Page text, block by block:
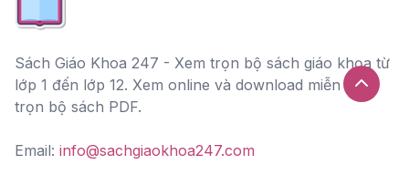
Sách Giáo Khoa 247 - Xem trọn bộ sách giáo khọa từ
lớp 1 đến lớp 12. Xem online và download miễn phí
trọn bộ sách PDF.
Email: info@sachgiaokhoa247.com